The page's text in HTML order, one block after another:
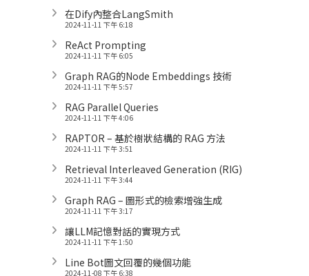
在Dify內整合LangSmith
2024-11-11 下午 6:18
ReAct Prompting
2024-11-11 下午 6:05
Graph RAG的Node Embeddings 技術
2024-11-11 下午 5:57
RAG Parallel Queries
2024-11-11 下午 4:06
RAPTOR – 基於樹狀結構的 RAG 方法
2024-11-11 下午 3:51
Retrieval Interleaved Generation (RIG)
2024-11-11 下午 3:44
Graph RAG – 圖形式的檢索增強生成
2024-11-11 下午 3:17
讓LLM記憶對話的實現方式
2024-11-11 下午 1:50
Line Bot圖文回覆的幾個功能
2024-11-08 下午 6:38